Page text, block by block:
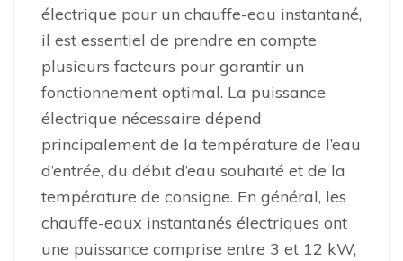
électrique pour un chauffe-eau instantané,
il est essentiel de prendre en compte
plusieurs facteurs pour garantir un
fonctionnement optimal. La puissance
électrique nécessaire dépend
principalement de la température de l’eau
d’entrée, du débit d’eau souhaité et de la
température de consigne. En général, les
chauffe-eaux instantanés électriques ont
une puissance comprise entre 3 et 12 kW,